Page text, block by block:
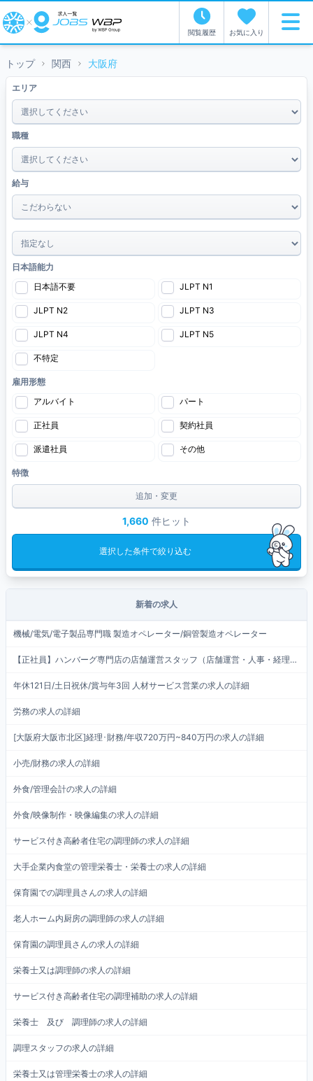
お気に入り
閲覧履歴
トップ 関西 大阪府
エリア
職種
給与
日本語能力
日本語不要
JLPT N1
JLPT N2 JLPT N3
JLPT N4 JLPT N5
不特定
雇用形態
アルバイト
パート
正社員 契約社員
派遣社員 その他
特徴
追加・変更
1,660 件ヒット
選択した条件で絞り込む
新着の求人
機械/電気/電子製品専門職 製造オペレーター/銅管製造オペレーター
【正社員】ハンバーグ専門店の店舗運営スタッフ（店舗運営・人事・経理含む）
年休121日/土日祝休/賞与年3回 人材サービス営業の求人の詳細
労務の求人の詳細
[大阪府大阪市北区]経理･財務/年収720万円~840万円の求人の詳細
小売/財務の求人の詳細
外食/管理会計の求人の詳細
外食/映像制作・映像編集の求人の詳細
サービス付き高齢者住宅の調理師の求人の詳細
大手企業内食堂の管理栄養士・栄養士の求人の詳細
保育園での調理員さんの求人の詳細
老人ホーム内厨房の調理師の求人の詳細
保育園の調理員さんの求人の詳細
栄養士又は調理師の求人の詳細
サービス付き高齢者住宅の調理補助の求人の詳細
栄養士 及び 調理師の求人の詳細
調理スタッフの求人の詳細
栄養士又は管理栄養士の求人の詳細